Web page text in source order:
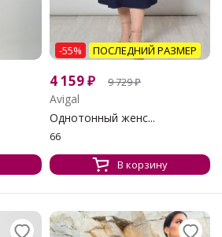
-55% ПОСЛЕДНИЙ РАЗМЕР
4 159₽ 9 729₽
Avigal
Однотонный женс...
66
В корзину